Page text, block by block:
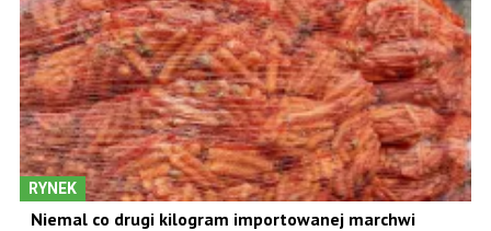
RYNEK
Niemal co drugi kilogram importowanej marchwi